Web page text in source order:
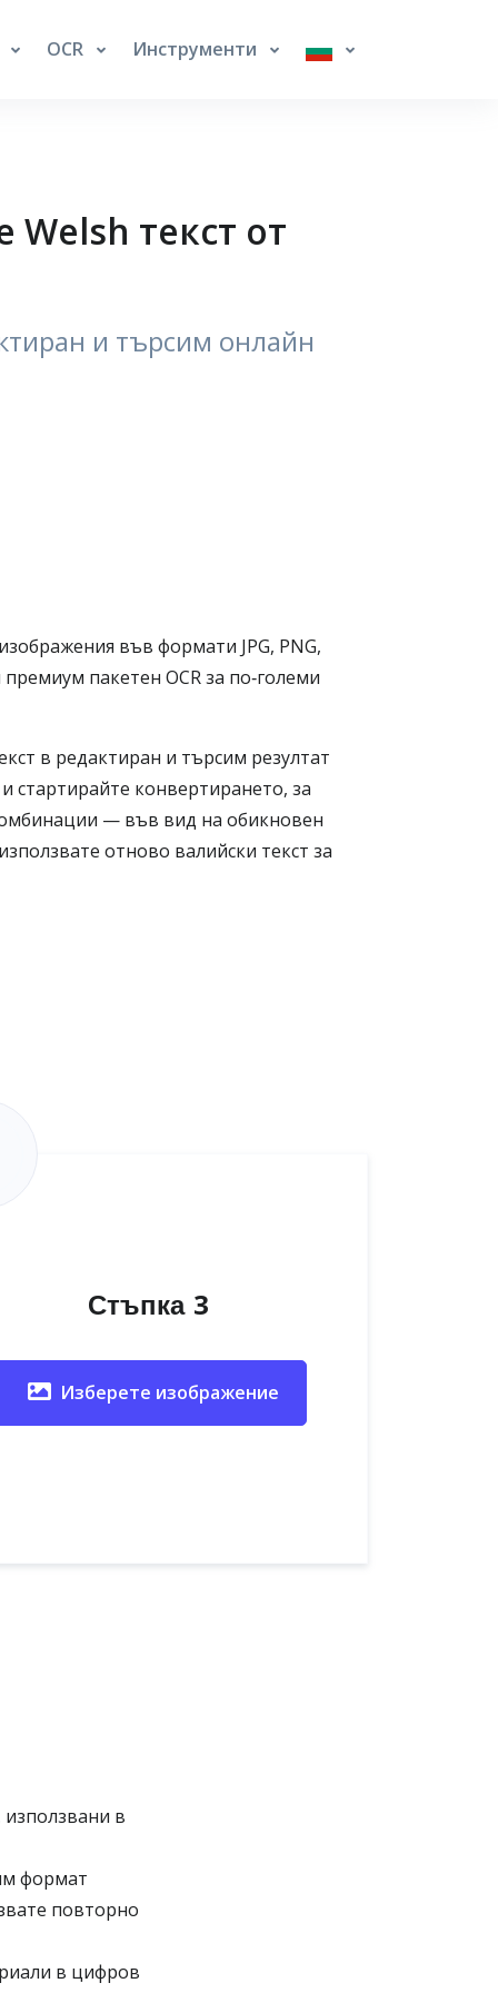
OCR Инструменти
Welsh текст от
и търсим онлайн
във формати JPG, PNG,
пакетен OCR за по‑големи
в редактиран и търсим резултат
стартирайте конвертирането, за
— във вид на обикновен
отново валийски текст за
Стъпка 3
Изберете изображение
в
формат
повторно
в цифров